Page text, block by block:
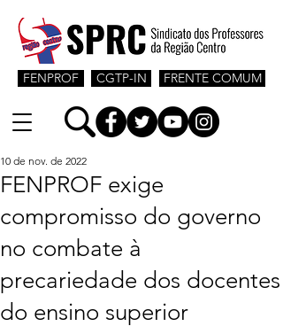
CGTP-IN
FENPROF FRENTE COMUM
FENPROF exige
compromisso do governo
no combate à
precariedade dos docentes
do ensino superior
10 de nov. de 2022